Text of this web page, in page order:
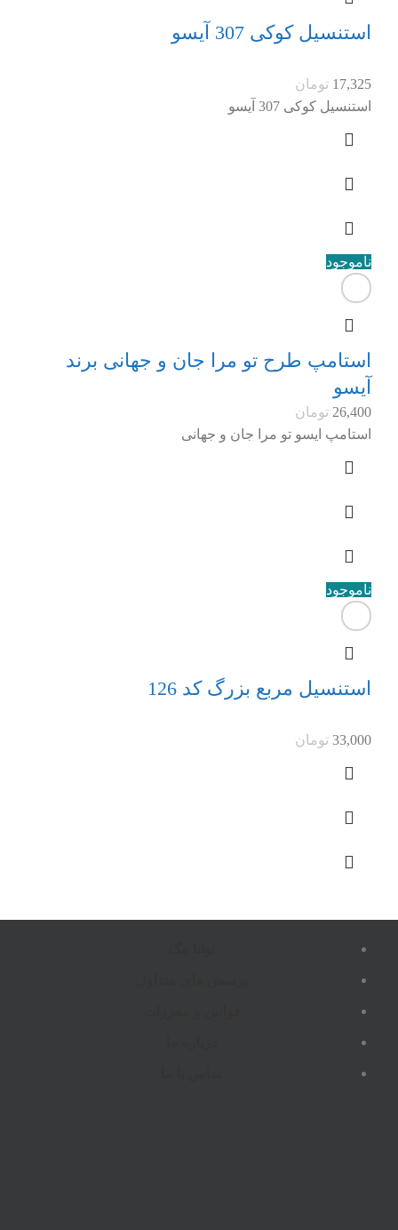
استنسیل کوکی 307 آیسو
17,325 تومان
استنسیل کوکی 307 آیسو
ناموجود
استامپ طرح تو مرا جان و جهانی برند
آیسو
26,400 تومان
استامپ ایسو تو مرا جان و جهانی
ناموجود
استنسیل مربع بزرگ کد 126
33,000 تومان